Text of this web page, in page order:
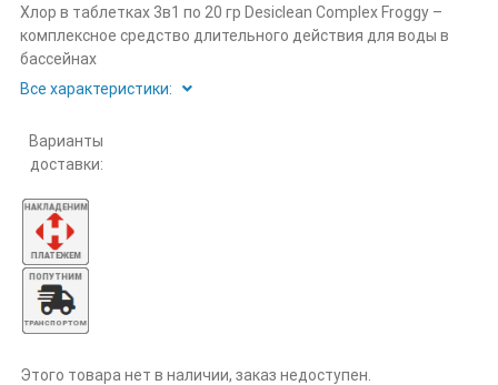
Хлор в таблетках 3в1 по 20 гр Desiclean Complex Froggy –
комплексное средство длительного действия для воды в
бассейнах
Все характеристики:
Варианты
доставки:
Этого товара нет в наличии, заказ недоступен.